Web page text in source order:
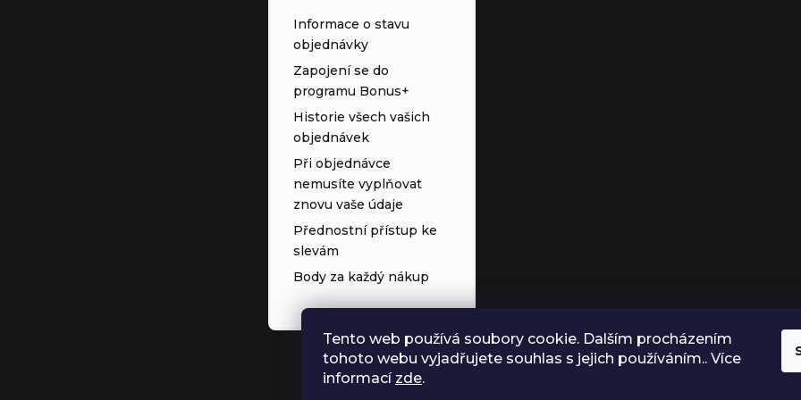
Tento web používá soubory cookie. Dalším procházením
tohoto webu vyjadřujete souhlas s jejich používáním.. Více
informací zde.
Informace o stavu
objednávky
Zapojení se do
programu Bonus+
Historie všech vašich
objednávek
Při objednávce
nemusíte vyplňovat
znovu vaše údaje
Přednostní přístup ke
slevám
Body za každý nákup